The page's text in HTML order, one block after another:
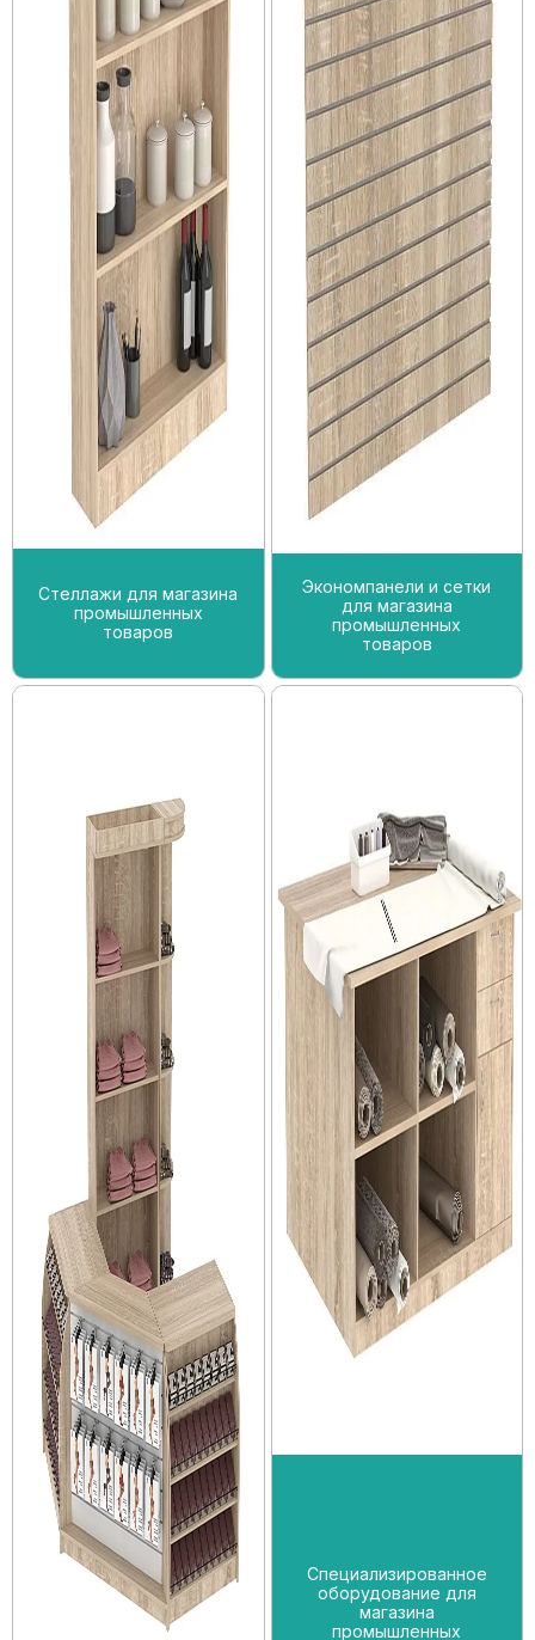
Стеллажи для магазина
промышленных
товаров
Экономпанели и сетки
для магазина
промышленных
товаров
Специализированное
оборудование для
магазина
промышленных